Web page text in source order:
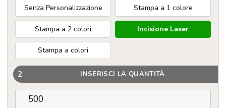
Senza Personalizzazione Stampa a 1 colore
Stampa a 2 colori Incisione Laser
Stampa a colori
2 INSERISCI LA QUANTITÀ